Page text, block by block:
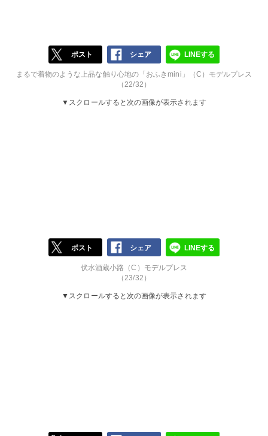
ポスト シェア LINEする
まるで着物のような上品な触り心地の「おふきmini」（C）モデルプレス
（22/32）
▼スクロールすると次の画像が表示されます
ポスト シェア LINEする
伏水酒蔵小路（C）モデルプレス
（23/32）
▼スクロールすると次の画像が表示されます